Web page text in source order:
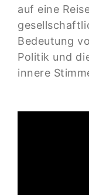
auf eine
Bedeutung
Politik und
innere